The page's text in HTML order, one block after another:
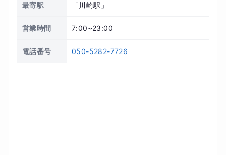
最寄駅 「川崎駅」
営業時間 7:00~23:00
電話番号 050-5282-7726